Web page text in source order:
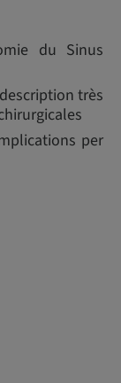
du Sinus
très
per